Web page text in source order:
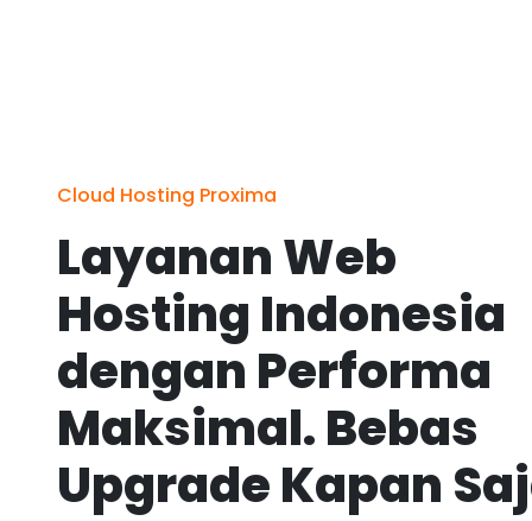
Cloud Hosting Proxima
Layanan Web
Hosting Indonesia
dengan Performa
Maksimal. Bebas
Upgrade Kapan